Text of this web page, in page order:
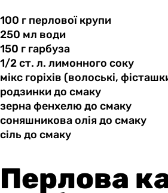
100 г перловоїкрупи
250 мл води
150 г гарбуза
1/2 ст. л. лимонного соку
мікс горіхів (волоські,
родзинки до смаку
зерна фенхелюдо смаку
соняшникова оліядо смаку
сіль до смаку
Перлова